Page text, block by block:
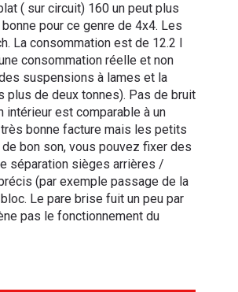
( sur circuit) 160 un peut plus
pour ce genre de 4x4. Les
La consommation est de 12.2 l
consommation réelle et non
suspensions à lames et la
de deux tonnes). Pas de bruit
est comparable à un
bonne facture mais les petits
bon son, vous pouvez fixer des
séparation sièges arrières /
(par exemple passage de la
Le pare brise fuit un peu par
pas le fonctionnement du